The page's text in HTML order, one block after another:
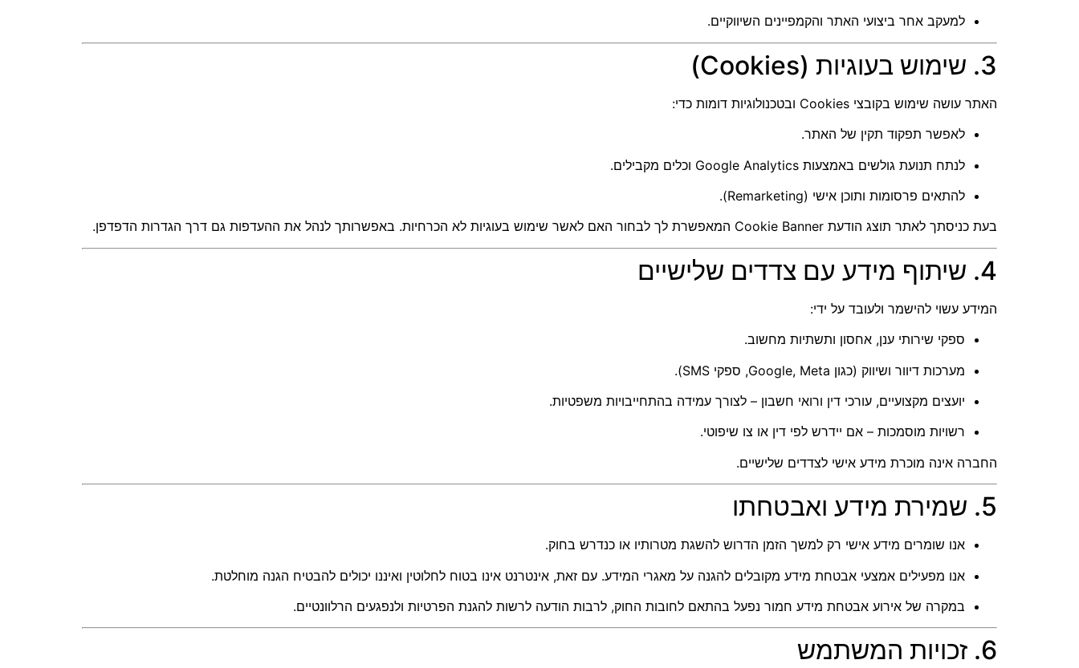
למעקב אחר ביצועי האתר והקמפיינים השיווקיים.
3. שימוש בעוגיות (Cookies)
האתר עושה שימוש בקובצי Cookies ובטכנולוגיות דומות כדי:
לאפשר תפקוד תקין של האתר.
לנתח תנועת גולשים באמצעות Google Analytics וכלים מקבילים.
להתאים פרסומות ותוכן אישי (Remarketing).
בעת כניסתך לאתר תוצג הודעת Cookie Banner המאפשרת לך לבחור האם לאשר שימוש בעוגיות לא הכרחיות. באפשרותך לנהל את ההעדפות גם דרך הגדרות הדפדפן.
4. שיתוף מידע עם צדדים שלישיים
המידע עשוי להישמר ולעובד על ידי:
ספקי שירותי ענן, אחסון ותשתיות מחשוב.
מערכות דיוור ושיווק (כגון Google, Meta, ספקי SMS).
יועצים מקצועיים, עורכי דין ורואי חשבון – לצורך עמידה בהתחייבויות משפטיות.
רשויות מוסמכות – אם יידרש לפי דין או צו שיפוטי.
החברה אינה מוכרת מידע אישי לצדדים שלישיים.
5. שמירת מידע ואבטחתו
אנו שומרים מידע אישי רק למשך הזמן הדרוש להשגת מטרותיו או כנדרש בחוק.
אנו מפעילים אמצעי אבטחת מידע מקובלים להגנה על מאגרי המידע. עם זאת, אינטרנט אינו בטוח לחלוטין ואיננו יכולים להבטיח הגנה מוחלטת.
במקרה של אירוע אבטחת מידע חמור נפעל בהתאם לחובות החוק, לרבות הודעה לרשות להגנת הפרטיות ולנפגעים הרלוונטיים.
6. זכויות המשתמש